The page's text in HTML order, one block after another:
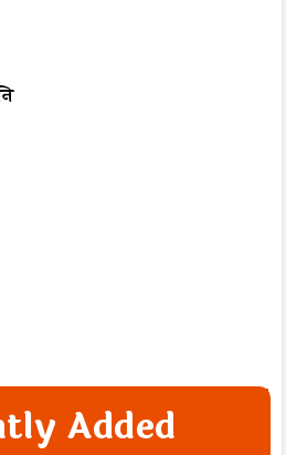
Added